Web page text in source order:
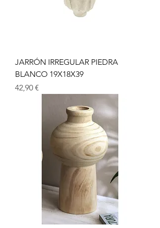
JARRÓN IRREGULAR PIEDRA
BLANCO 19X18X39
Precio
42,90 €